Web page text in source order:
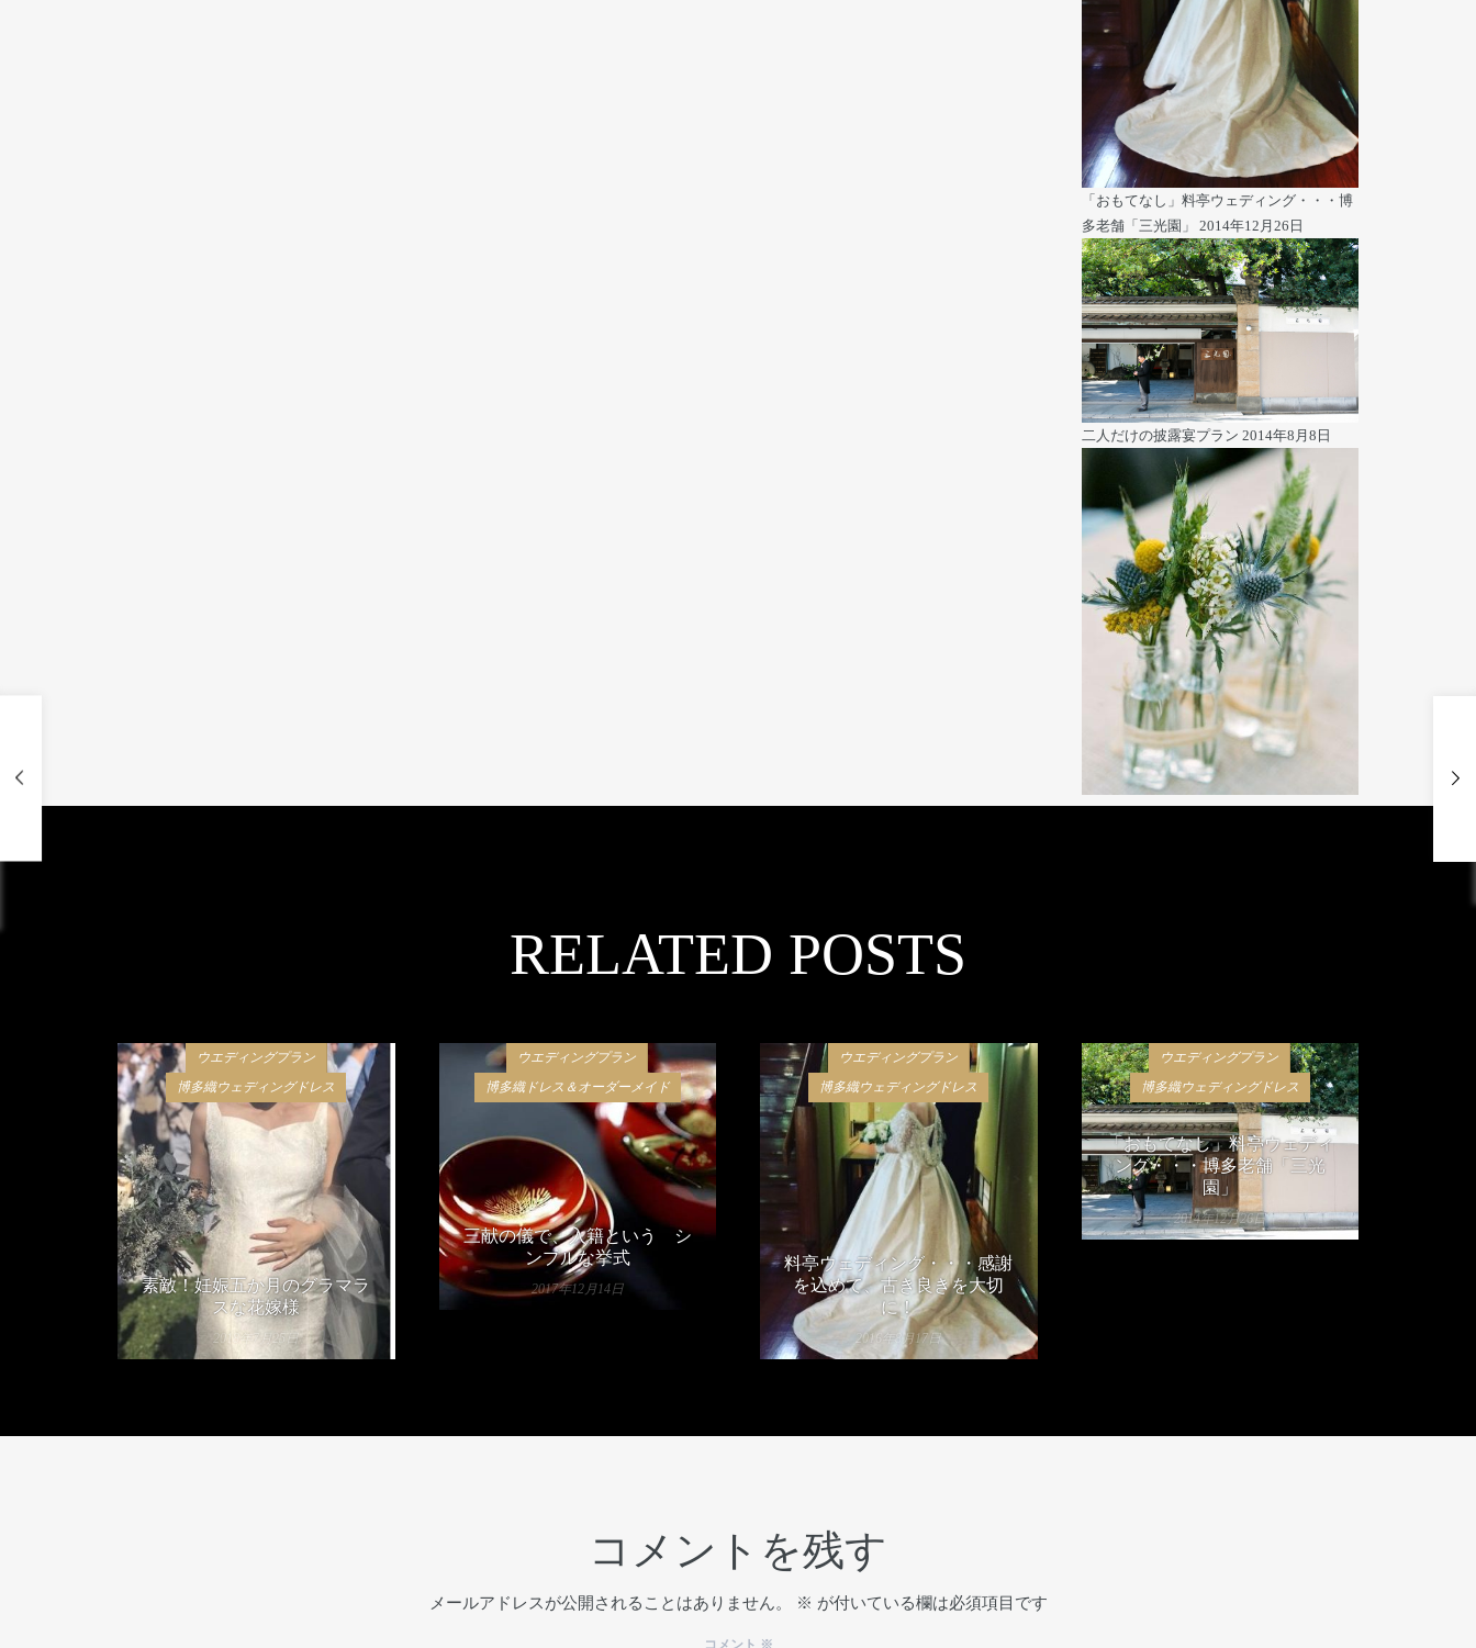
「おもてなし」料亭ウェディング・・・博
多老舗「三光園」
2014年12月26日
二人だけの披露宴プラン 2014年8月8日
RELATED POSTS
ウエディングプラン
博多織ウェディングドレス
素敵！妊娠五か月のグラマラ
スな花嫁様
2018年7月25日
ウエディングプラン
博多織ドレス＆オーダーメイド
三献の儀で、入籍という シ
ンプルな挙式
2017年12月14日
ウエディングプラン
博多織ウェディングドレス
料亭ウェディング・・・感謝
を込めて、古き良きを大切
に！
2016年8月17日
ウエディングプラン
博多織ウェディングドレス
「おもてなし」料亭ウェディ
ング・・・博多老舗「三光
園」
2014年12月26日
コメントを残す
メールアドレスが公開されることはありません。 ※ が付いている欄は必須項目です